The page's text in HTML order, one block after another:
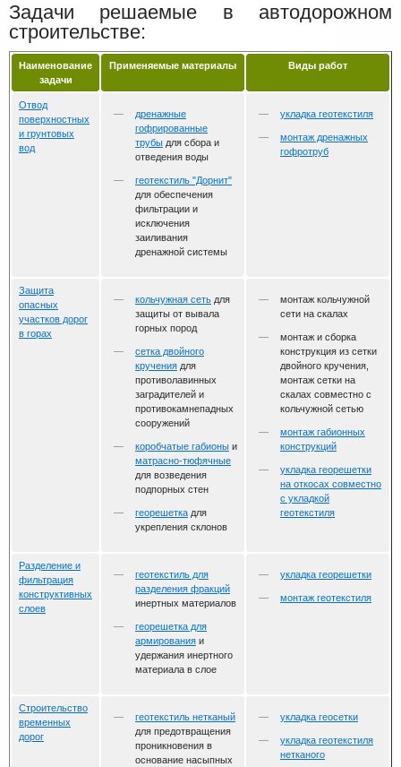
Задачи решаемые в автодорожном
строительстве:
Наименование
задачи
Применяемые материалы Виды работ
Отвод
поверхностных
и грунтовых
вод
дренажные
гофрированные
трубы для сбора и
отведения воды
геотекстиль "Дорнит"
для обеспечения
фильтрации и
исключения
заиливания
дренажной системы
укладка геотекстиля
монтаж дренажных
гофротруб
Защита
опасных
участков дорог
в горах
кольчужная сеть для
защиты от вывала
горных пород
сетка двойного
кручения для
противолавинных
заградителей и
противокамнепадных
сооружений
коробчатые габионы и
матрасно-тюфячные
для возведения
подпорных стен
георешетка для
укрепления склонов
монтаж кольчужной
сети на скалах
монтаж и сборка
конструкция из сетки
двойного кручения,
монтаж сетки на
скалах совместно с
кольчужной сетью
монтаж габионных
конструкций
укладка георешетки
на откосах совместно
с укладкой
геотекстиля
Разделение и
фильтрация
конструктивных
слоев
геотекстиль для
разделения фракций
инертных материалов
георешетка для
армирования и
удержания инертного
материала в слое
укладка георешетки
монтаж геотекстиля
Строительство
временных
дорог
геотекстиль нетканый
для предотвращения
проникновения в
основание насыпных
укладка геосетки
укладка геотекстиля
нетканого